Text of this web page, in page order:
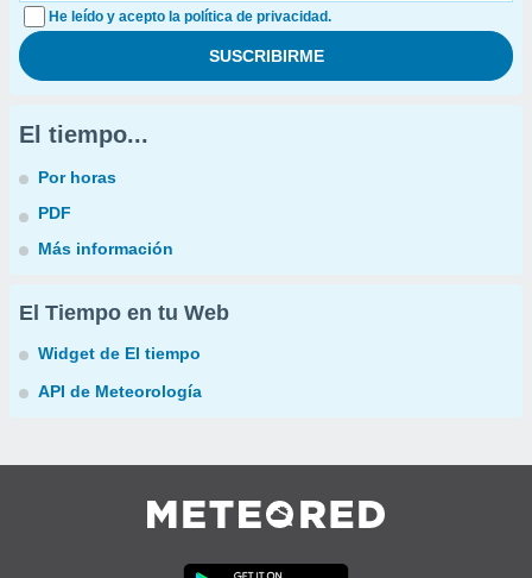
He leído y acepto la política de privacidad.
El tiempo...
Por horas
PDF
Más información
El Tiempo en tu Web
Widget de El tiempo
API de Meteorología